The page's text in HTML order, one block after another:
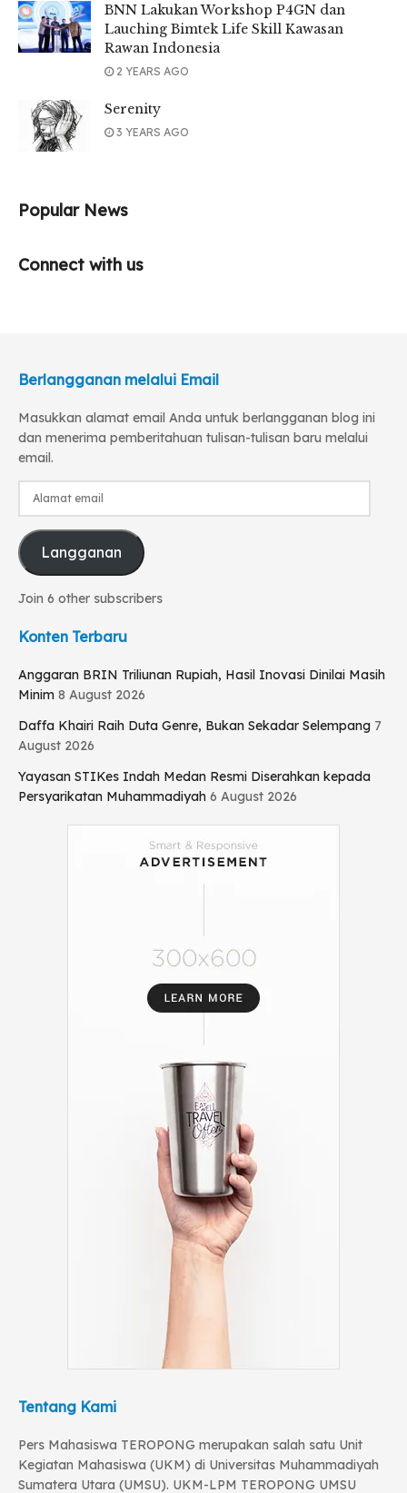
BNN Lakukan Workshop P4GN dan
Lauching Bimtek Life Skill Kawasan
Rawan Indonesia
2 YEARS AGO
Serenity
3 YEARS AGO
Popular News
Connect with us
Berlangganan melalui Email
Masukkan alamat email Anda untuk berlangganan blog ini
dan menerima pemberitahuan tulisan-tulisan baru melalui
email.
Alamat
Langganan
Join 6 other subscribers
Konten Terbaru
Anggaran BRIN Triliunan Rupiah, Hasil Inovasi Dinilai Masih
Minim 8 August 2026
Daffa Khairi Raih Duta Genre, Bukan Sekadar Selempang 7
August 2026
Yayasan STIKes Indah Medan Resmi Diserahkan kepada
Persyarikatan Muhammadiyah 6 August 2026
Tentang Kami
Pers Mahasiswa TEROPONG merupakan salah satu Unit
Kegiatan Mahasiswa (UKM) di Universitas Muhammadiyah
Sumatera Utara (UMSU). UKM-LPM TEROPONG UMSU